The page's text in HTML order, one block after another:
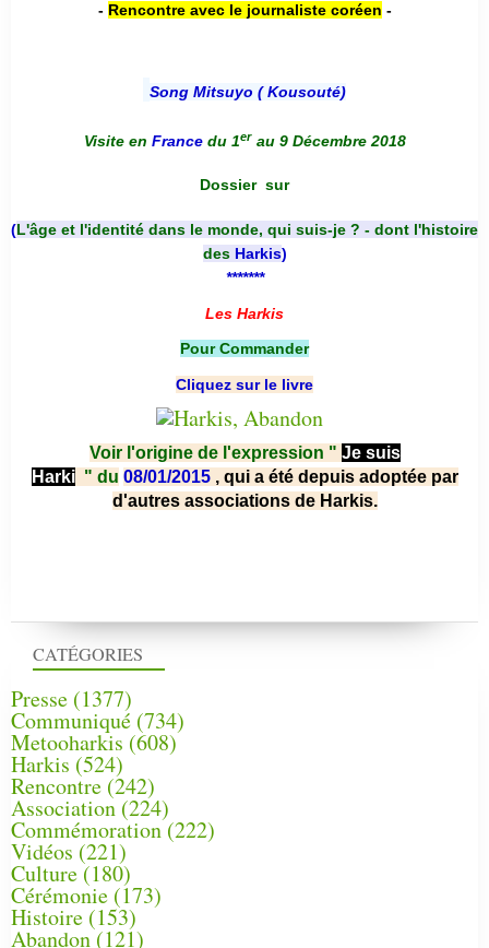
CATÉGORIES
Presse (1377)
Communiqué (734)
Metooharkis (608)
Harkis (524)
Rencontre (242)
Association (224)
Commémoration(222)
Vidéos (221)
Culture(180)
Cérémonie (173)
Histoire (153)
Abandon(121)
- Rencontre avec le journaliste coréen -
Song Mitsuyo ( Kousouté)
Visite en France du 1er au 9 Décembre 2018
Dossier sur
(L'âge et l'identité dans le monde, qui suis-je ? - dont l'histoire
des Harkis)
*******
Les Harkis
Pour Commander
Cliquez sur le livre
Voir l'origine de l'expression " Je suis
Harki " du 08/01/2015 , qui a été depuis adoptée par
d'autres associations de Harkis.